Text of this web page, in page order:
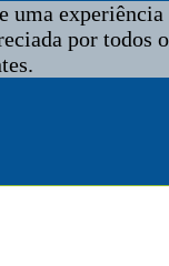
uma experiência
por todos